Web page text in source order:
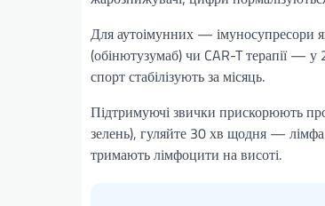
Для аутоімунних — імуносупресори
(обінютузумаб) чи CAR-T терапії —
спорт стабілізують за місяць.
Підтримуючі звички прискорюють
зелень), гуляйте 30 хв щодня — лімфа
тримають лімфоцити на висоті.